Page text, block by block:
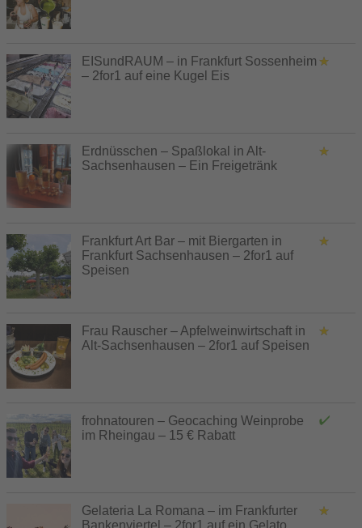
EISundRAUM – in Frankfurt Sossenheim
– 2for1 auf eine Kugel Eis
Erdnüsschen – Spaßlokal in Alt-
Sachsenhausen – Ein Freigetränk
Frankfurt Art Bar – mit Biergarten in
Frankfurt Sachsenhausen – 2for1 auf
Speisen
Frau Rauscher – Apfelweinwirtschaft in
Alt-Sachsenhausen – 2for1 auf Speisen
frohnatouren – Geocaching Weinprobe
im Rheingau – 15 € Rabatt
Gelateria La Romana – im Frankfurter
Bankenviertel – 2for1 auf ein Gelato